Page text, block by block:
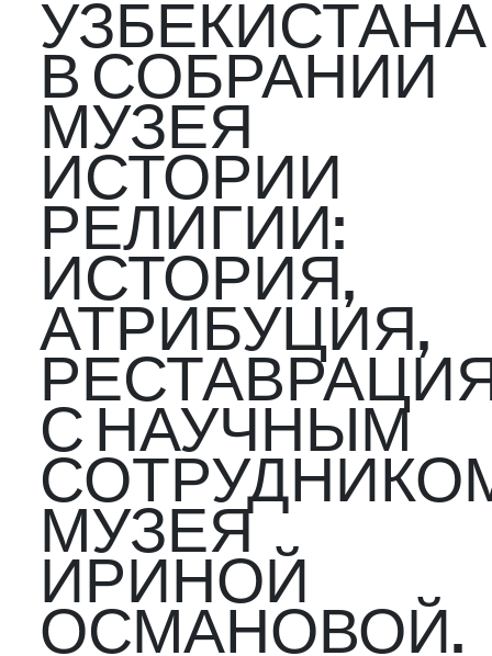
УЗБЕКИСТАНА
В СОБРАНИИ
МУЗЕЯ
ИСТОРИИ
РЕЛИГИИ:
ИСТОРИЯ,
АТРИБУЦИЯ,
С НАУЧНЫМ
МУЗЕЯ
ИРИНОЙ
ОСМАНОВОЙ.